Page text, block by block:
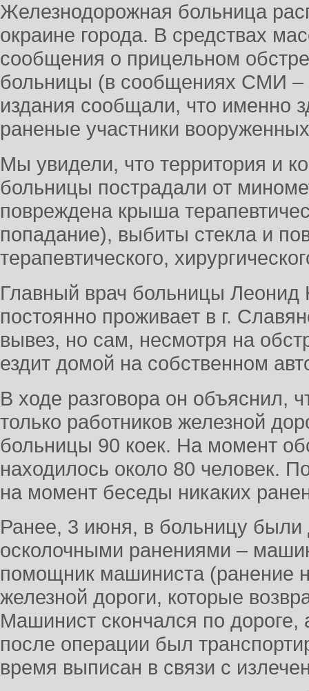
Железнодорожная больница
окраине города. В средствах
сообщения о прицельном
больницы (в сообщениях СМИ –
издания сообщали, что именно
раненые участники
Мы увидели, что территория и
больницы пострадали от
повреждена крыша
попадание), выбиты стекла и
терапевтического,
Главный врач больницы Леонид
постоянно проживает в г.
вывез, но сам, несмотря на
ездит домой на собственном
В ходе разговора он объяснил,
только работников железной
больницы 90 коек. На момент
находилось около 80 человек.
на момент беседы никаких
Ранее, 3 июня, в больницу были
осколочными ранениями –
помощник машиниста (ранение
железной дороги, которые
Машинист скончался по
после операции был
время выписан в связи с